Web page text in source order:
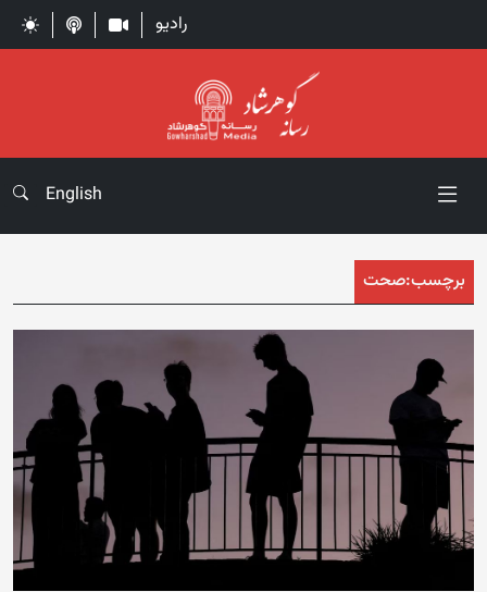
رادیو
English
برچسب:صحت